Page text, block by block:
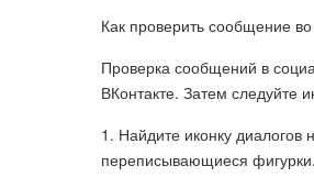
Как проверить сообщение
Проверка сообщений в
ВКонтакте. Затем следуйте
1. Найдите иконку
переписывающиеся фигурки.